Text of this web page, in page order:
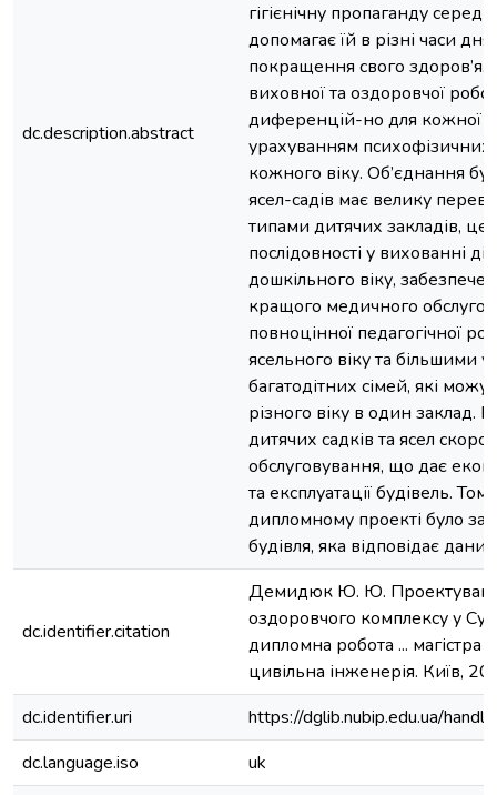
dc.description.abstract
гігієнічну пропаганду
допомагає їй в різні часи
покращення свого здоров’я.
виховної та оздоровчої
диференцій-но для кожної
урахуванням психофізичних
кожного віку. Об’єднання
ясел-садів має велику
типами дитячих закладів, це
послідовності у вихованні
дошкільного віку,
кращого медичного
повноцінної педагогічної
ясельного віку та більшими
багатодітних сімей, які
різного віку в один заклад.
дитячих садків та ясел
обслуговування, що дає
та експлуатації будівель.
дипломному проекті було
будівля, яка відповідає
dc.identifier.citation
Демидюк Ю. Ю.
оздоровчого комплексу у
дипломна робота ... магістра
цивільна інженерія. Київ,
dc.identifier.uri
https://dglib.nubip.edu.ua/
dc.language.iso
uk